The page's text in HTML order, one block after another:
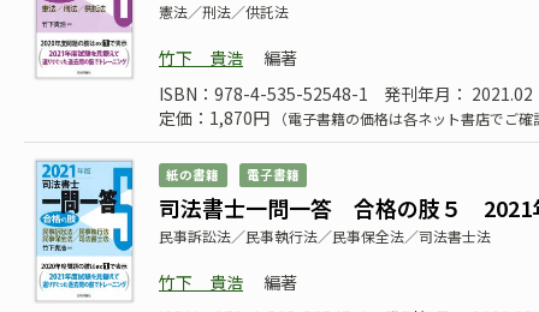
憲法／刑法／供託法
竹下 貴浩
編著
ISBN：978-4-535-52548-1
発刊年月： 2021.02
定価：1,870円
（電子書籍の価格は各ネット書店でご
紙の書籍 電子書籍
司法書士一問一答 合格の肢５ 2021
民事訴訟法／民事執行法／民事保全法／司法書士法
竹下 貴浩
編著